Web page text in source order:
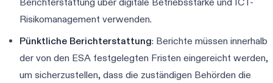
Risikomanagement verwenden.
Pünktliche Berichterstattung: Berichte müssen innerhalb
der von den ESA festgelegten Fristen eingereicht werden,
um sicherzustellen, dass die zuständigen Behörden die